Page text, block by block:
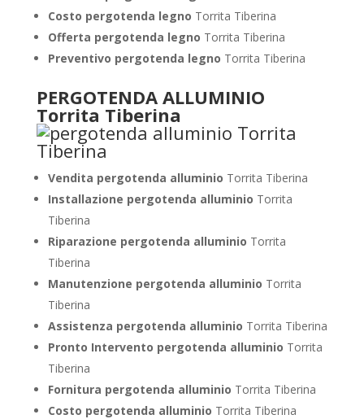
Costo pergotenda legno Torrita Tiberina
Offerta pergotenda legno Torrita Tiberina
Preventivo pergotenda legno Torrita Tiberina
PERGOTENDA ALLUMINIO
Torrita Tiberina
Vendita pergotenda alluminio Torrita Tiberina
Installazione pergotenda alluminio Torrita
Tiberina
Riparazione pergotenda alluminio Torrita
Tiberina
Manutenzione pergotenda alluminio Torrita
Tiberina
Assistenza pergotenda alluminio Torrita Tiberina
Pronto Intervento pergotenda alluminio Torrita
Tiberina
Fornitura pergotenda alluminio Torrita Tiberina
Costo pergotenda alluminio Torrita Tiberina